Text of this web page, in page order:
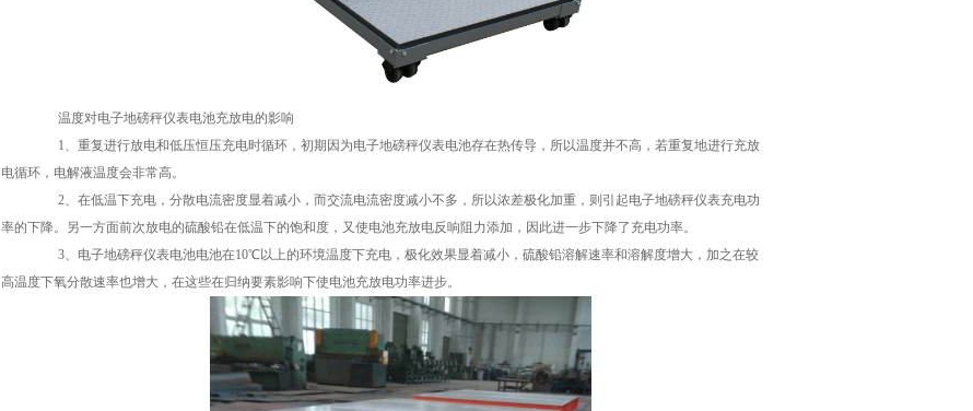
温度对电子地磅秤仪表电池充放电的影响
1、重复进行放电和低压恒压充电时循环，初期因为电子地磅秤仪表电池存在热传导，所以温度并不高，若重复地进行充放
电循环，电解液温度会非常高。
2、在低温下充电，分散电流密度显着减小，而交流电流密度减小不多，所以浓差极化加重，则引起电子地磅秤仪表充电功
率的下降。另一方面前次放电的硫酸铅在低温下的饱和度，又使电池充放电反响阻力添加，因此进一步下降了充电功率。
3、电子地磅秤仪表电池电池在10℃以上的环境温度下充电，极化效果显着减小，硫酸铅溶解速率和溶解度增大，加之在较
高温度下氧分散速率也增大，在这些在归纳要素影响下使电池充放电功率进步。